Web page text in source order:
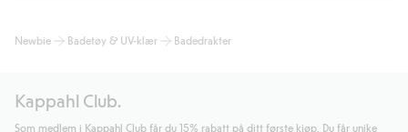
automatisk etter at du har logget inn og er identifisert som
hjemlevering med Helthjem koster 49 NOK og 99 NOK for
hjemlevering med Bring uansett hvor mye du handler for.
og andre betalingsmåter.
generelle vilkår.Les mer om Klarnas betalingsvilkår
lenke).
Newbie Badetøy & UV-klær Badedrakter
Kappahl Club.
Som medlem i Kappahl Club får du 15% rabatt på ditt første kjøp. Du får unike